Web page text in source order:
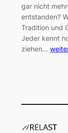
gar nicht
entstanden?
Tradition und
Jeder kennt
ziehen…